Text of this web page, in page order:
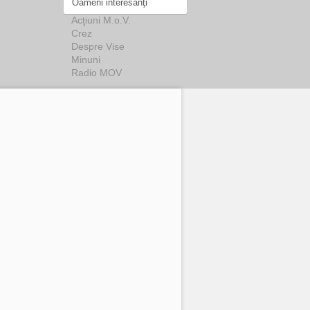
Oameni interesanţi
Acţiuni M.o.V.
Crez
Despre Vise
Minuni
Radio MOV